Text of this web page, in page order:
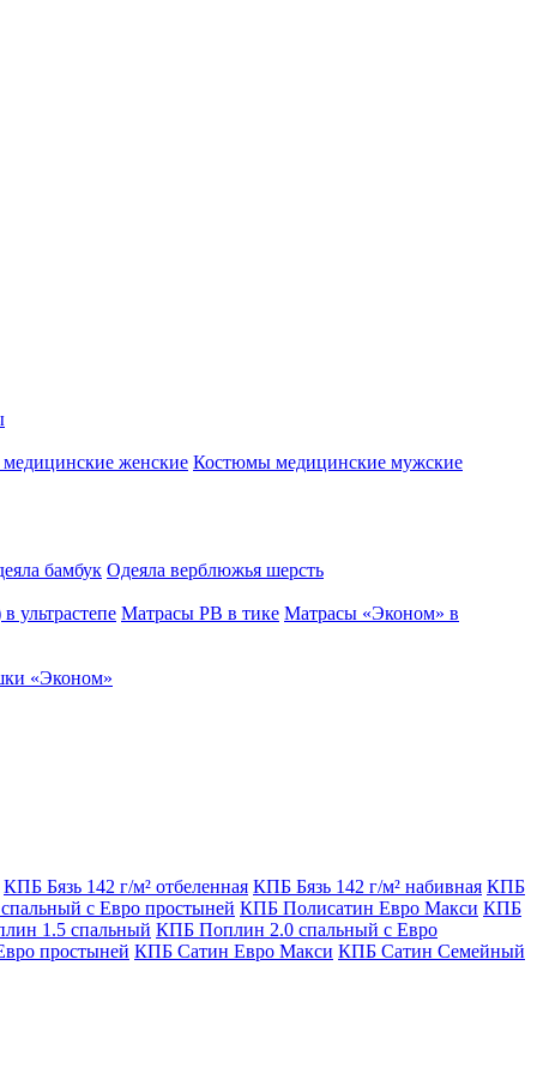
женские Костюмы медицинские мужские
бамбук Одеяла верблюжья шерсть
ультрастепе Матрасы РВ в тике Матрасы «Эконом» в
«Эконом»
КПБ Бязь 142 г/м² отбеленная КПБ Бязь 142 г/м² набивная КПБ
с Евро простыней КПБ Полисатин Евро Макси КПБ
1.5 спальный КПБ Поплин 2.0 спальный с Евро
простыней КПБ Сатин Евро Макси КПБ Сатин Семейный